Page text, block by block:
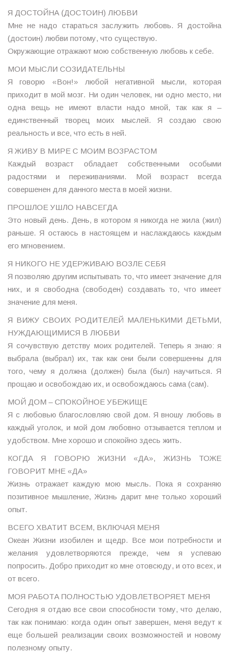
Я ДОСТОЙНА (ДОСТОИН) ЛЮБВИ
Мне не надо стараться заслужить любовь. Я достойна
(достоин) любви потому, что существую.
Окружающие отражают мою собственную любовь к себе.
МОИ МЫСЛИ СОЗИДАТЕЛЬНЫ
Я говорю «Вон!» любой негативной мысли, которая
приходит в мой мозг. Ни один человек, ни одно место, ни
одна вещь не имеют власти надо мной, так как я –
единственный творец моих мыслей. Я создаю свою
реальность и все, что есть в ней.
Я ЖИВУ В МИРЕ С МОИМ ВОЗРАСТОМ
Каждый возраст обладает собственными особыми
радостями и переживаниями. Мой возраст всегда
совершенен для данного места в моей жизни.
ПРОШЛОЕ УШЛО НАВСЕГДА
Это новый день. День, в котором я никогда не жила (жил)
раньше. Я остаюсь в настоящем и наслаждаюсь каждым
его мгновением.
Я НИКОГО НЕ УДЕРЖИВАЮ ВОЗЛЕ СЕБЯ
Я позволяю другим испытывать то, что имеет значение для
них, и я свободна (свободен) создавать то, что имеет
значение для меня.
Я ВИЖУ СВОИХ РОДИТЕЛЕЙ МАЛЕНЬКИМИ ДЕТЬМИ,
НУЖДАЮЩИМИСЯ В ЛЮБВИ
Я сочувствую детству моих родителей. Теперь я знаю: я
выбрала (выбрал) их, так как они были совершенны для
того, чему я должна (должен) была (был) научиться. Я
прощаю и освобождаю их, и освобождаюсь сама (сам).
МОЙ ДОМ – СПОКОЙНОЕ УБЕЖИЩЕ
Я с любовью благословляю свой дом. Я вношу любовь в
каждый уголок, и мой дом любовно отзывается теплом и
удобством. Мне хорошо и спокойно здесь жить.
КОГДА Я ГОВОРЮ ЖИЗНИ «ДА», ЖИЗНЬ ТОЖЕ
ГОВОРИТ МНЕ «ДА»
Жизнь отражает каждую мою мысль. Пока я сохраняю
позитивное мышление, Жизнь дарит мне только хороший
опыт.
ВСЕГО ХВАТИТ ВСЕМ, ВКЛЮЧАЯ МЕНЯ
Океан Жизни изобилен и щедр. Все мои потребности и
желания удовлетворяются прежде, чем я успеваю
попросить. Добро приходит ко мне отовсюду, и ото всех, и
от всего.
МОЯ РАБОТА ПОЛНОСТЬЮ УДОВЛЕТВОРЯЕТ МЕНЯ
Сегодня я отдаю все свои способности тому, что делаю,
так как понимаю: когда один опыт завершен, меня ведут к
еще большей реализации своих возможностей и новому
полезному опыту.